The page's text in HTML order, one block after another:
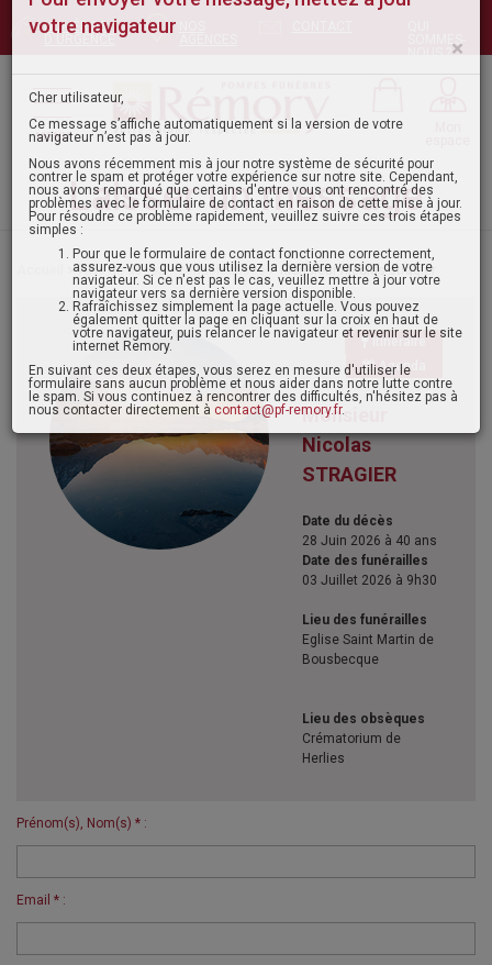
NUMÉROS
MENU
Laisser un message
>Avis de décès - condoléances > Monsieur nicolas stragier
Itinéraire
Agenda
Monsieur
Nicolas
STRAGIER
Date du décès
28 Juin 2026 à 40 ans
Date des funérailles
03 Juillet 2026 à 9h30
Lieu des funérailles
Eglise Saint Martin de
Bousbecque
Lieu des obsèques
Crématorium de
Herlies
Prénom(s), Nom(s) * :
Email * :
Pour envoyer votre message, mettez à jour
Cher utilisateur,
Ce message s’affiche automatiquement si la version de votre
navigateur n’est pas à jour.
Nous avons récemment mis à jour notre système de sécurité pour
contrer le spam et protéger votre expérience sur notre site. Cependant,
nous avons remarqué que certains d'entre vous ont rencontré des
problèmes avec le formulaire de contact en raison de cette mise à jour.
Pour résoudre ce problème rapidement, veuillez suivre ces trois étapes
simples :
Pour que le formulaire de contact fonctionne correctement,
assurez-vous que vous utilisez la dernière version de votre
navigateur. Si ce n'est pas le cas, veuillez mettre à jour votre
navigateur vers sa dernière version disponible.
Rafraîchissez simplement la page actuelle. Vous pouvez
également quitter la page en cliquant sur la croix en haut de
votre navigateur, puis relancer le navigateur et revenir sur le site
internet Remory.
En suivant ces deux étapes, vous serez en mesure d'utiliser le
le spam. Si vous continuez à rencontrer des difficultés, n'hésitez pas à
nous contacter directement àcontact@pf-remory.fr.